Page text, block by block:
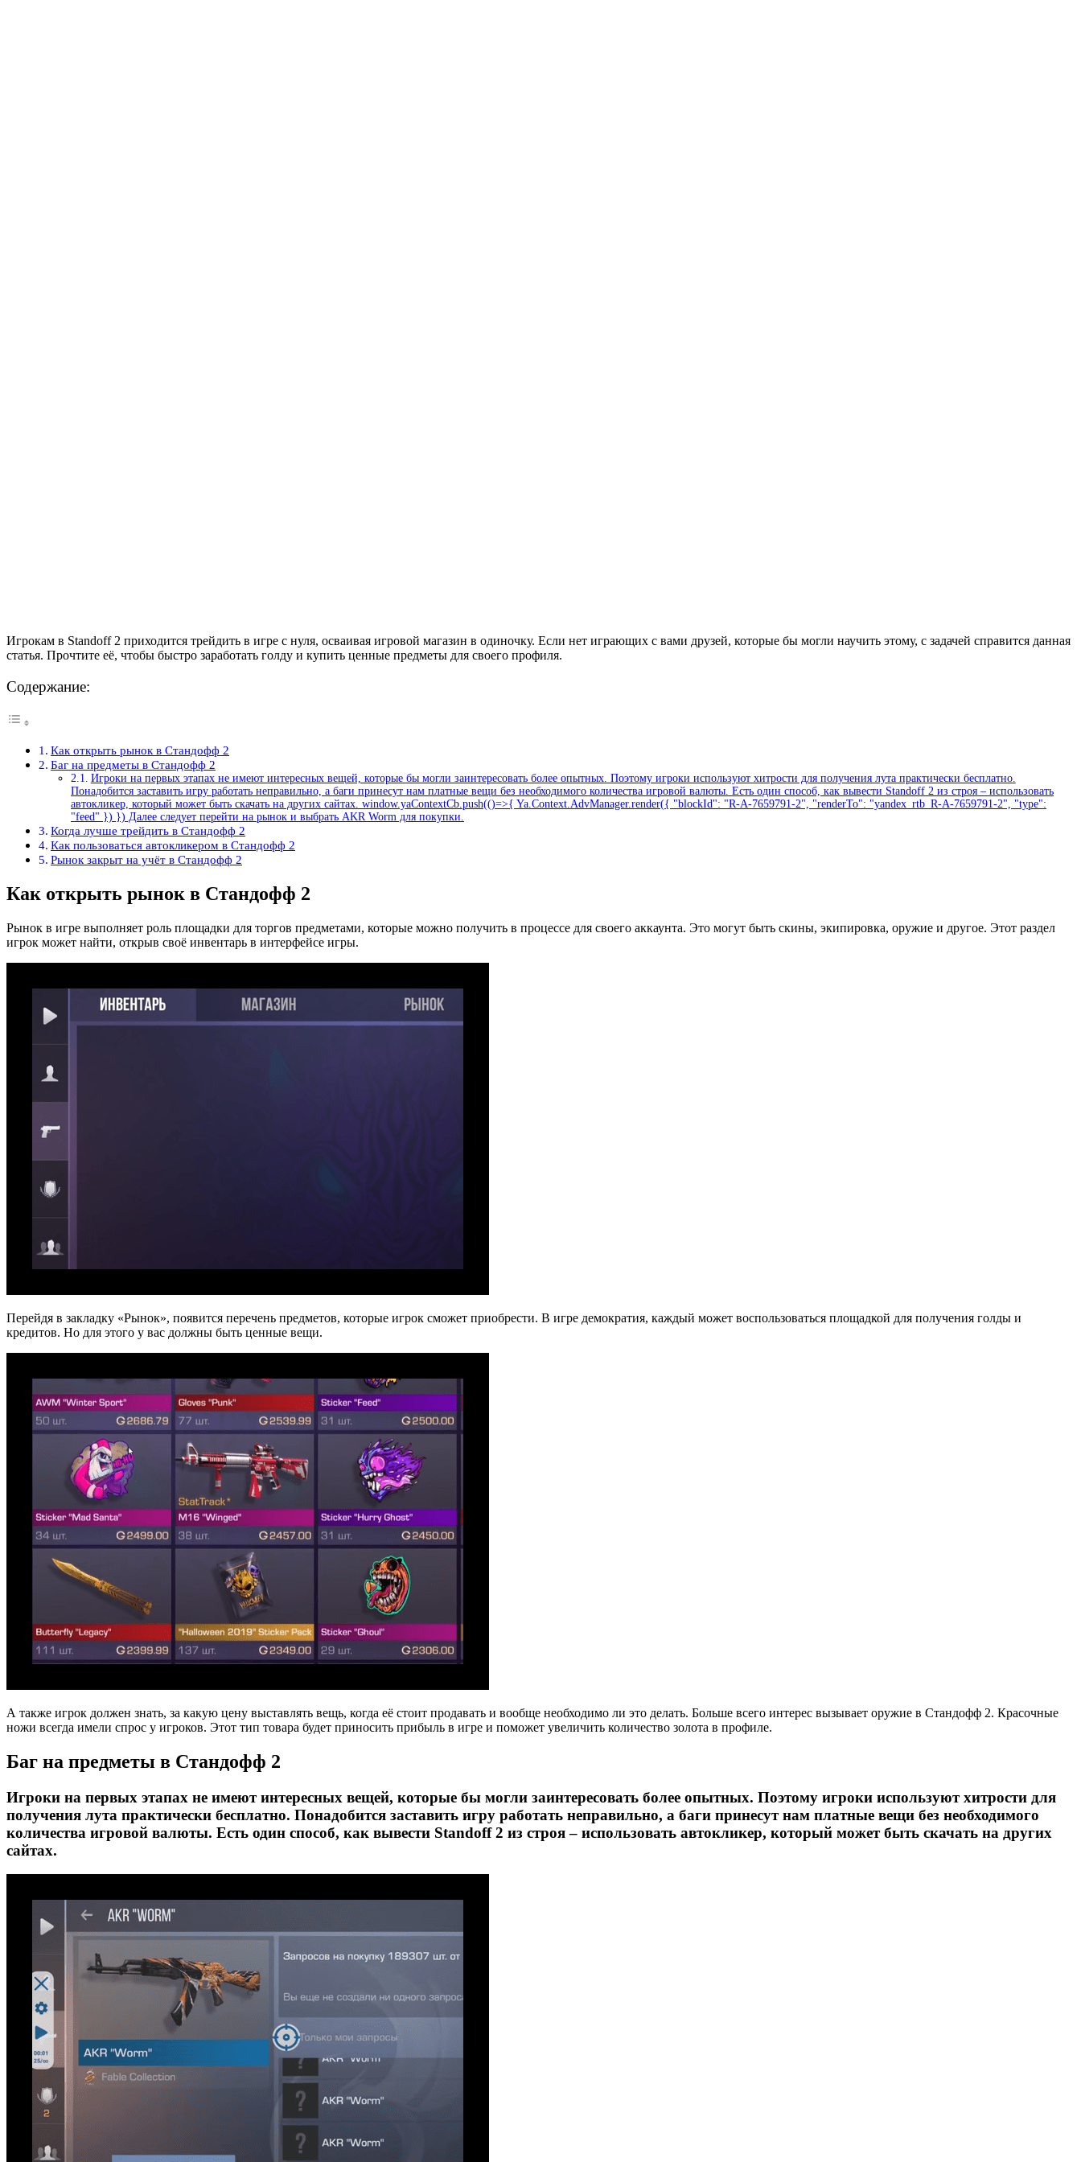
Игрокам в Standoff 2 приходится трейдить в игре с нуля, осваивая игровой магазин в одиночку. Если нет играющих с вами друзей, которые бы могли научить этому, с задачей справится данная
статья. Прочтите её, чтобы быстро заработать голду и купить ценные предметы для своего профиля.
Содержание:
Как открыть рынок в Стандофф 2
Баг на предметы в Стандофф 2
Игроки на первых этапах не имеют интересных вещей, которые бы могли заинтересовать более опытных. Поэтому игроки используют хитрости для получения лута практически бесплатно.
Понадобится заставить игру работать неправильно, а баги принесут нам платные вещи без необходимого количества игровой валюты. Есть один способ, как вывести Standoff 2 из строя – использовать
автокликер, который может быть скачать на других сайтах. window.yaContextCb.push(()=>{ Ya.Context.AdvManager.render({ "blockId": "R-A-7659791-2", "renderTo": "yandex_rtb_R-A-7659791-2", "type":
"feed" }) }) Далее следует перейти на рынок и выбрать AKR Worm для покупки.
Когда лучше трейдить в Стандофф 2
Как пользоваться автокликером в Стандофф 2
Рынок закрыт на учёт в Стандофф 2
Как открыть рынок в Стандофф 2
Рынок в игре выполняет роль площадки для торгов предметами, которые можно получить в процессе для своего аккаунта. Это могут быть скины, экипировка, оружие и другое. Этот раздел
игрок может найти, открыв своё инвентарь в интерфейсе игры.
Перейдя в закладку «Рынок», появится перечень предметов, которые игрок сможет приобрести. В игре демократия, каждый может воспользоваться площадкой для получения голды и
кредитов. Но для этого у вас должны быть ценные вещи.
А также игрок должен знать, за какую цену выставлять вещь, когда её стоит продавать и вообще необходимо ли это делать. Больше всего интерес вызывает оружие в Стандофф 2. Красочные
ножи всегда имели спрос у игроков. Этот тип товара будет приносить прибыль в игре и поможет увеличить количество золота в профиле.
Баг на предметы в Стандофф 2
Игроки на первых этапах не имеют интересных вещей, которые бы могли заинтересовать более опытных. Поэтому игроки используют хитрости для
получения лута практически бесплатно. Понадобится заставить игру работать неправильно, а баги принесут нам платные вещи без необходимого
количества игровой валюты. Есть один способ, как вывести Standoff 2 из строя – использовать автокликер, который может быть скачать на других
сайтах.